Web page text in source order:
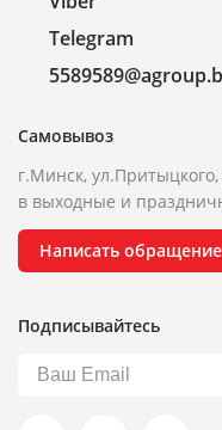
Telegram
Самовывоз
г.Минск,
в выходные и
Написать обращение
Подписывайтесь